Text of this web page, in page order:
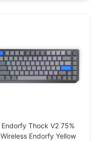
Endorfy Thock V2 75%
Wireless Endorfy Yellow